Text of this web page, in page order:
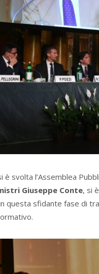
è svolta l’Assemblea
Giuseppe Conte, si
questa sfidante fase di